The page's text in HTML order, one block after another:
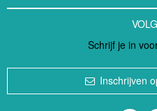
Schrijf je in
Inschrijven